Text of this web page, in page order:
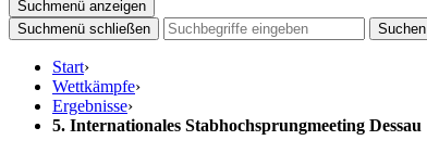
Suchmenü anzeigen
Suchmenü schließen
Suchen
Start›
Wettkämpfe›
Ergebnisse›
5. Internationales Stabhochsprungmeeting Dessau